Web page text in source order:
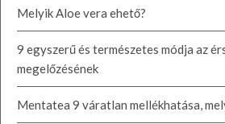
Melyik Aloe vera ehető?
9 egyszerű és természetes módja az
megelőzésének
Mentatea 9 váratlan mellékhatása,